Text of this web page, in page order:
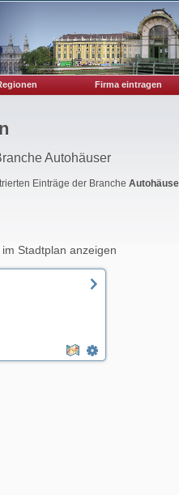
Firma eintragen
Autohäuser
Einträge der Branche
Stadtplan anzeigen